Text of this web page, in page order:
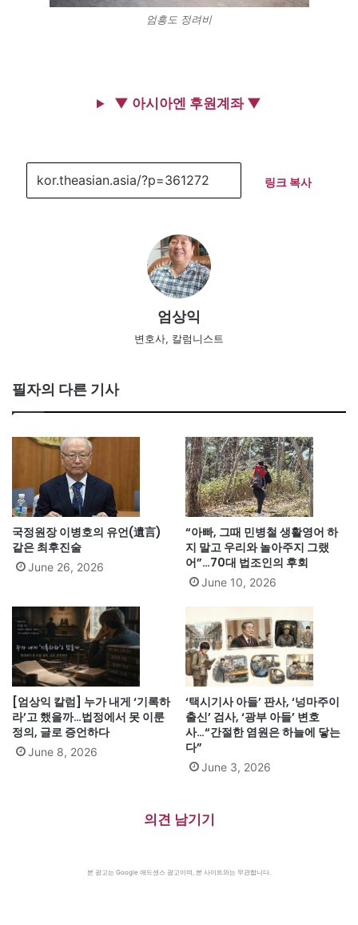
엄흥도 정려비
▼ 아시아엔 후원계좌 ▼
링크 복사
엄상익
변호사, 칼럼니스트
필자의 다른 기사
국정원장 이병호의 유언(遺言)
같은 최후진술
June 26, 2026
“아빠, 그때 민병철 생활영어 하
지 말고 우리와 놀아주지 그랬
어”…70대 법조인의 후회
June 10, 2026
[엄상익 칼럼] 누가 내게 ‘기록하
라’고 했을까…법정에서 못 이룬
정의, 글로 증언하다
June 8, 2026
‘택시기사 아들’ 판사, ‘넝마주이
출신’ 검사, ‘광부 아들’ 변호
사…“간절한 염원은 하늘에 닿는
다”
June 3, 2026
의견 남기기
본 광고는 Google 애드센스 광고이며, 본 사이트와는 무관합니다.